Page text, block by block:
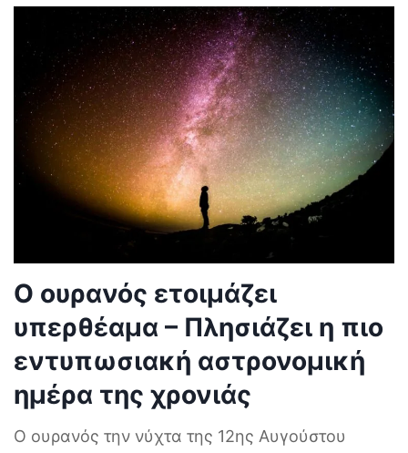
Ο ουρανός ετοιμάζει
υπερθέαμα – Πλησιάζει η πιο
εντυπωσιακή αστρονομική
ημέρα της χρονιάς
Ο ουρανός την νύχτα της 12ης Αυγούστου